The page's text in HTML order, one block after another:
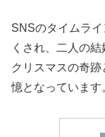
SNSのタイムラ
くされ、二人の
クリスマスの奇
憶となっています